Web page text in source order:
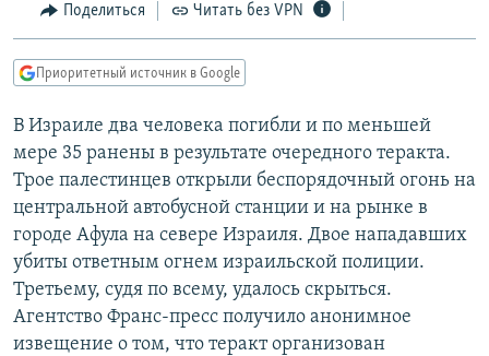
Вернутся
поиску
КУЛЬТУРА
КАВКАЗ.РЕАЛИИ
СЕВЕР.РЕАЛИИ
СИБИРЬ.РЕАЛИИ
РАСПИСАНИЕ ВЕЩАНИЯ
ПОДПИШИТЕСЬ НА РАССЫЛКУ
СОЦИАЛЬНЫЕ СЕТИ
Поделиться Читать без VPN
Приоритетный источник в Google
В Израиле два человека погибли и по меньшей
мере 35 ранены в результате очередного теракта.
Трое палестинцев открыли беспорядочный огонь на
центральной автобусной станции и на рынке в
городе Афула на севере Израиля. Двое нападавших
убиты ответным огнем израильской полиции.
Третьему, судя по всему, удалось скрыться.
Агентство Франс-пресс получило анонимное
извещение о том, что теракт организован